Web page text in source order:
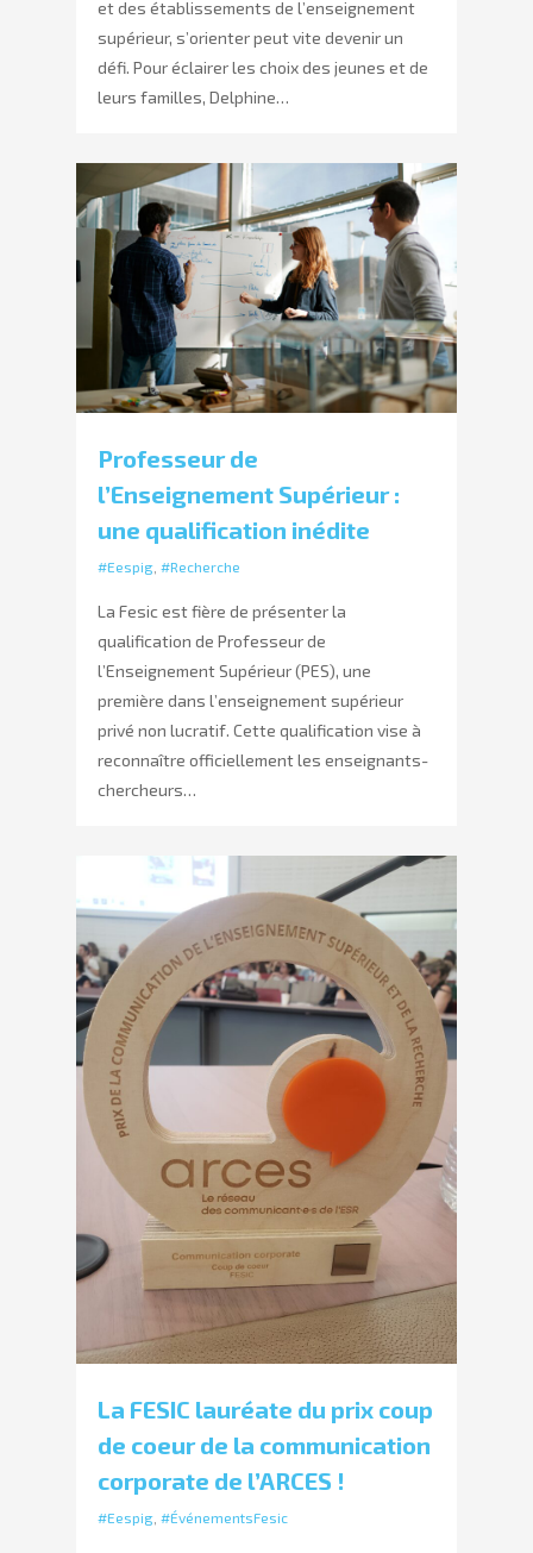
et des établissements de l’enseignement
supérieur, s’orienter peut vite devenir un
défi. Pour éclairer les choix des jeunes et de
leurs familles, Delphine…
Professeur de
l’Enseignement Supérieur :
une qualification inédite
#Eespig #Recherche
La Fesic est fière de présenter la
qualification de Professeur de
l’Enseignement Supérieur (PES), une
première dans l’enseignement supérieur
privé non lucratif. Cette qualification vise à
reconnaître officiellement les enseignants-
chercheurs…
La FESIC lauréate du prix coup
de coeur de la communication
corporate de l’ARCES !
#Eespig #ÉvénementsFesic